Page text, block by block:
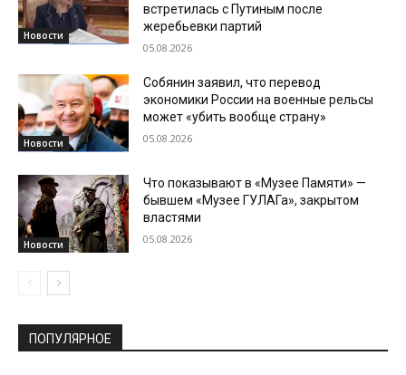
Новости
встретилась с Путиным после
жеребьевки партий
05.08.2026
Новости
Собянин заявил, что перевод
экономики России на военные рельсы
может «убить вообще страну»
05.08.2026
Новости
Что показывают в «Музее Памяти» —
бывшем «Музее ГУЛАГа», закрытом
властями
05.08.2026
ПОПУЛЯРНОЕ